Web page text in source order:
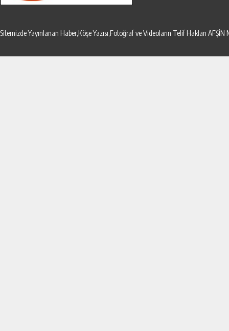
Sitemizde Yayınlanan Haber,Köşe Yazısı,Fotoğraf ve Videoların Telif Hakları